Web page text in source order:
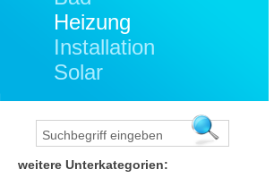
Heizung
Installation
Solar
weitere Unterkategorien: